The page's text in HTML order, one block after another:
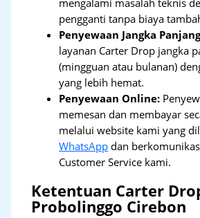
mengalami masalah teknis
pengganti tanpa biaya
Penyewaan Jangka
layanan Carter Drop jangka
(mingguan atau bulanan)
yang lebih hemat.
Penyewaan Online:
memesan dan membayar
melalui website kami yang
WhatsApp dan
Customer Service kami.
Ketentuan Carter
Probolinggo Cirebon